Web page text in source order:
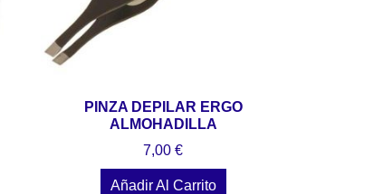
PINZA DEPILAR ERGO
ALMOHADILLA
7,00€
Añadir Al Carrito